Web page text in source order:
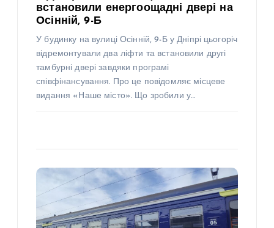
встановили енергоощадні двері на
Осінній, 9-Б
У будинку на вулиці Осінній, 9-Б у Дніпрі цьогоріч
відремонтували два ліфти та встановили другі
тамбурні двері завдяки програмі
співфінансування. Про це повідомляє місцеве
видання «Наше місто». Що зробили у…